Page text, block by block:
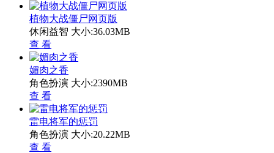
植物大战僵尸网页版
休闲益智 大小:36.03MB
查 看
媚肉之香
角色扮演 大小:2390MB
查 看
雷电将军的惩罚
角色扮演 大小:20.22MB
查 看